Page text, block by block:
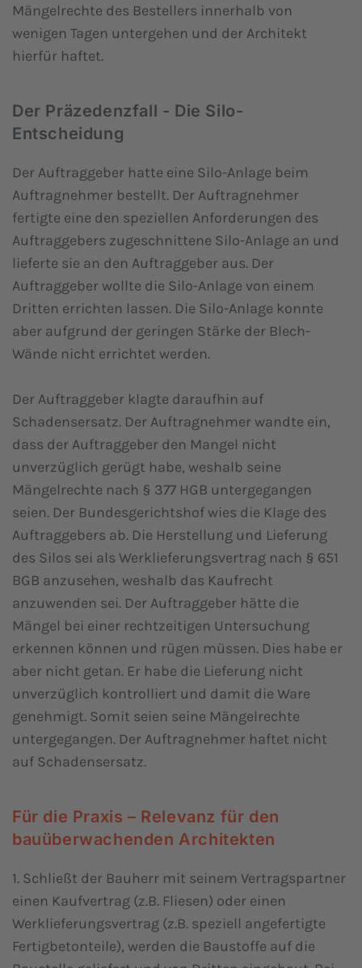
Mängelrechte des Bestellers innerhalb von
wenigen Tagen untergehen und der Architekt
hierfür haftet.
Der Präzedenzfall - Die Silo-
Entscheidung
Der Auftraggeber hatte eine Silo-Anlage beim
Auftragnehmer bestellt. Der Auftragnehmer
fertigte eine den speziellen Anforderungen des
Auftraggebers zugeschnittene Silo-Anlage an und
lieferte sie an den Auftraggeber aus. Der
Auftraggeber wollte die Silo-Anlage von einem
Dritten errichten lassen. Die Silo-Anlage konnte
aber aufgrund der geringen Stärke der Blech-
Wände nicht errichtet werden.
Der Auftraggeber klagte daraufhin auf
Schadensersatz. Der Auftragnehmer wandte ein,
dass der Auftraggeber den Mangel nicht
unverzüglich gerügt habe, weshalb seine
Mängelrechte nach § 377 HGB untergegangen
seien. Der Bundesgerichtshof wies die Klage des
Auftraggebers ab. Die Herstellung und Lieferung
des Silos sei als Werklieferungsvertrag nach § 651
BGB anzusehen, weshalb das Kaufrecht
anzuwenden sei. Der Auftraggeber hätte die
Mängel bei einer rechtzeitigen Untersuchung
erkennen können und rügen müssen. Dies habe er
aber nicht getan. Er habe die Lieferung nicht
unverzüglich kontrolliert und damit die Ware
genehmigt. Somit seien seine Mängelrechte
untergegangen. Der Auftragnehmer haftet nicht
auf Schadensersatz.
Für die Praxis – Relevanz für den
bauüberwachenden Architekten
1. Schließt der Bauherr mit seinem Vertragspartner
einen Kaufvertrag (z.B. Fliesen) oder einen
Werklieferungsvertrag (z.B. speziell angefertigte
Fertigbetonteile), werden die Baustoffe auf die